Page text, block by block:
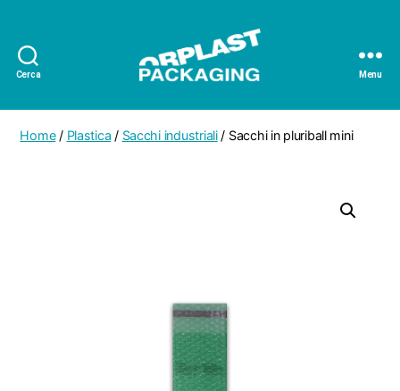
Cerca
Packaging
Menu
Home/ Plastica / Sacchi industriali/ Sacchi in pluriball mini